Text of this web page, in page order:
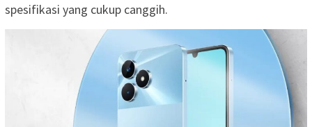
spesifikasi yang cukup canggih.